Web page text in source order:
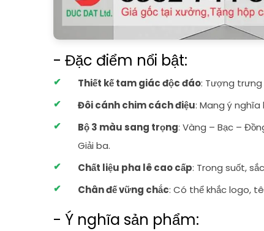
- Đặc điểm nổi bật:
Thiết kế tam giác độc đáo: Tượng
Đôi cánh chim cách điệu: Mang ý nghĩa
Bộ 3 màu sang trọng: Vàng – Bạc –
Giải ba.
Chất liệu pha lê cao cấp: Trong suốt,
Chân đế vững chắc: Có thể khắc logo,
- Ý nghĩa sản phẩm: